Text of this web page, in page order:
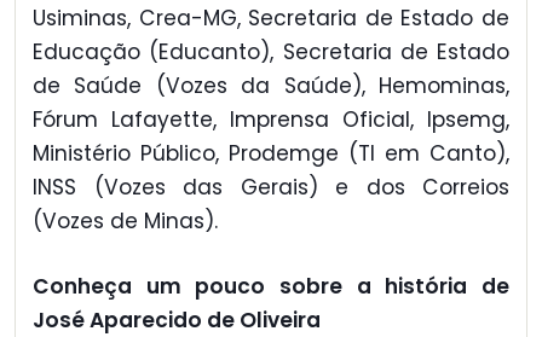
Usiminas, Crea-MG, Secretaria de Estado de
Educação (Educanto), Secretaria de Estado
de Saúde (Vozes da Saúde), Hemominas,
Fórum Lafayette, Imprensa Oficial, Ipsemg,
Ministério Público, Prodemge (TI em Canto),
INSS (Vozes das Gerais) e dos Correios
(Vozes de Minas).
Conheça um pouco sobre a história de
José Aparecido de Oliveira